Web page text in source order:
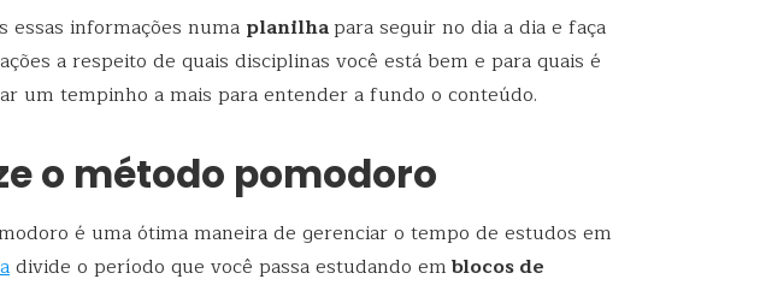
essas informações numa planilhapara seguir no dia a dia e faça
a respeito de quais disciplinas você está bem e para quais é
um tempinho a mais para entender a fundo o conteúdo.
o método pomodoro
é uma ótima maneira de gerenciar o tempo de estudos em
divide o período que você passa estudando emblocos de